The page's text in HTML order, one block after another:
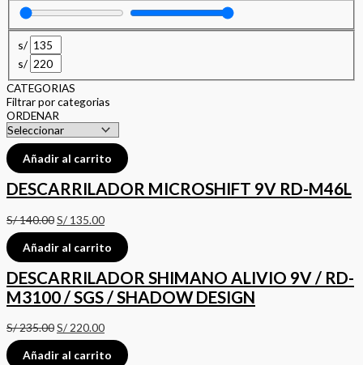
s/
s/
CATEGORIAS
Filtrar por categorias
ORDENAR
Añadir al carrito
DESCARRILADOR MICROSHIFT 9V RD-M46L
S/140.00S/ 135.00
Añadir al carrito
DESCARRILADOR SHIMANO ALIVIO 9V / RD-
M3100 / SGS / SHADOW DESIGN
S/235.00S/ 220.00
Añadir al carrito